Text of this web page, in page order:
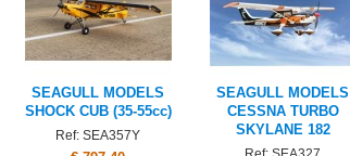
SEAGULL MODELS
SHOCK CUB (35-55cc)
Ref: SEA357Y
SEAGULL MODELS
CESSNA TURBO
SKYLANE 182